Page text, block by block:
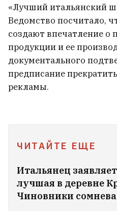
«Лучший итальянский
Ведомство посчитало,
создают впечатление о
продукции и ее
документального
предписание
рекламы.
ЧИТАЙТЕ ЕЩЕ
Итальянец
лучшая в деревне
Чиновники
Светлана Шатилина
возглавляет Миссию
сил Беларуси в